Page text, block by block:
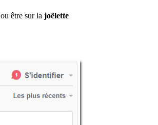
ou être sur la joëlette